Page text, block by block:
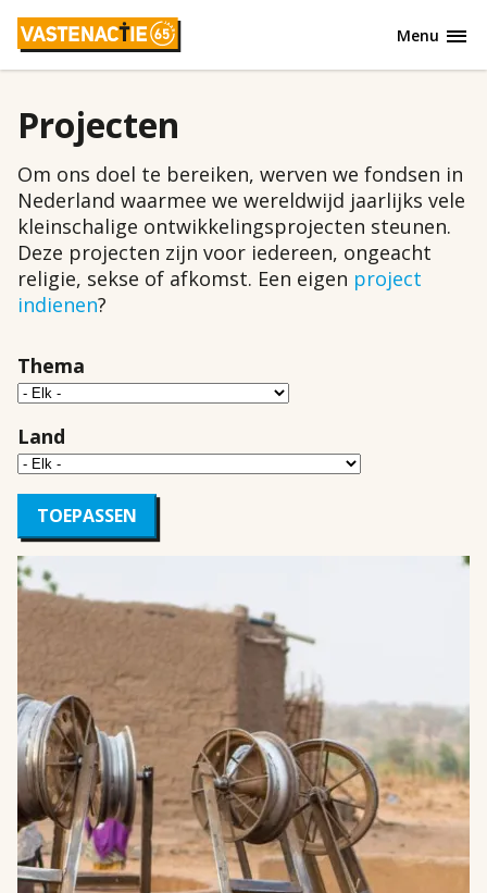
Overslaan
naar
inhoud
Menu
Projecten
Om ons doel te bereiken, werven we fondsen in
Nederland waarmee we wereldwijd jaarlijks vele
kleinschalige ontwikkelingsprojecten steunen.
Deze projecten zijn voor iedereen, ongeacht
religie, sekse of afkomst. Een eigen project
indienen?
Skip
to
results
Thema
Land
TOEPASSEN